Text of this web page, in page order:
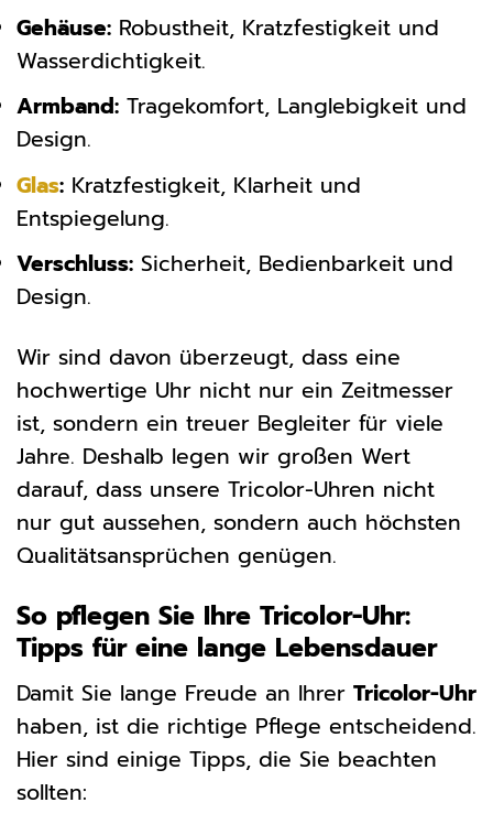
Gehäuse: Robustheit, Kratzfestigkeit und
Wasserdichtigkeit.
Armband: Tragekomfort, Langlebigkeit und
Design.
Glas: Kratzfestigkeit, Klarheit und
Entspiegelung.
Verschluss: Sicherheit, Bedienbarkeit und
Design.
Wir sind davon überzeugt, dass eine
hochwertige Uhr nicht nur ein Zeitmesser
ist, sondern ein treuer Begleiter für viele
Jahre. Deshalb legen wir großen Wert
darauf, dass unsere Tricolor-Uhren nicht
nur gut aussehen, sondern auch höchsten
Qualitätsansprüchen genügen.
So pflegen Sie Ihre Tricolor-Uhr:
Tipps für eine lange Lebensdauer
Damit Sie lange Freude an Ihrer Tricolor-Uhr
haben, ist die richtige Pflege entscheidend.
Hier sind einige Tipps, die Sie beachten
sollten: